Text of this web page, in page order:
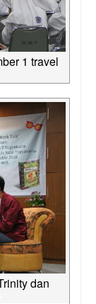
1 travel
dan